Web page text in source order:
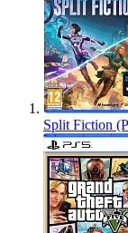
Split Fiction